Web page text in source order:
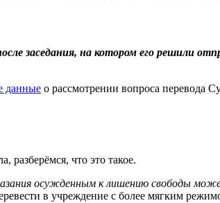
заседания, на котором его решили
данные о рассмотрении вопроса перевода
что это такое.
осужденным к лишению свободы
в учреждение с более мягким